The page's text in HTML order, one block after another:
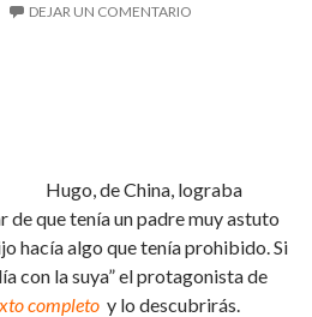
DEJAR UN COMENTARIO
Hugo, de China, lograba
de que tenía un padre muy astuto
hacía algo que tenía prohibido. Si
con la suya” el protagonista de
completo y lo descubrirás.